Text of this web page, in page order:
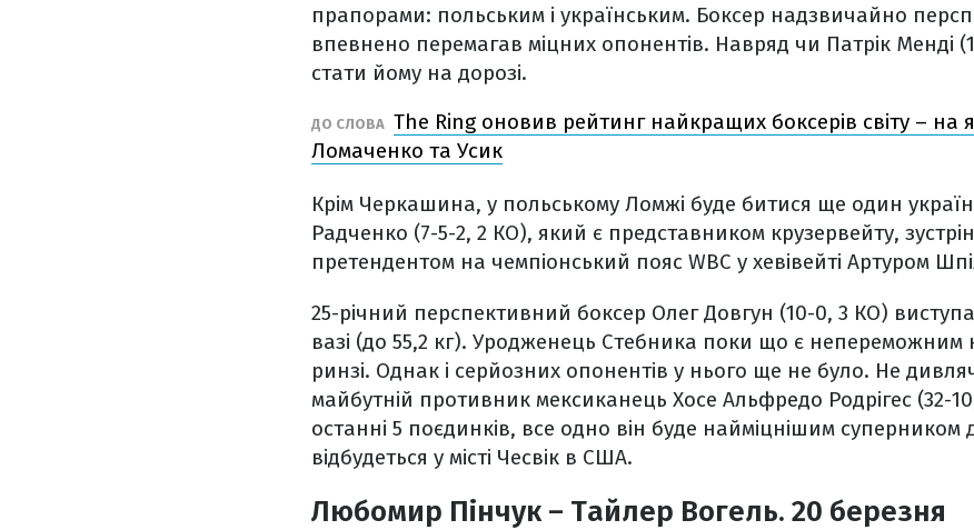
прапорами: польським і українським. Боксер надзвичайно
впевнено перемагав міцних опонентів. Навряд чи Патрік Менді
стати йому на дорозі.
ДО СЛОВА The Ring оновив рейтинг найкращих боксерів світу – на
Ломаченко та Усик
Крім Черкашина, у польському Ломжі буде битися ще один
Радченко (7-5-2, 2 КО), який є представником крузервейту,
претендентом на чемпіонський пояс WBC у хевівейті Артуром
25-річний перспективний боксер Олег Довгун (10-0, 3 КО)
вазі (до 55,2 кг). Уродженець Стебника поки що є непереможним
ринзі. Однак і серйозних опонентів у нього ще не було. Не
майбутній противник мексиканець Хосе Альфредо Родрігес (32-
останні 5 поєдинків, все одно він буде найміцнішим суперником
відбудеться у місті Чесвік в США.
Любомир Пінчук – Тайлер Вогель. 20 березня